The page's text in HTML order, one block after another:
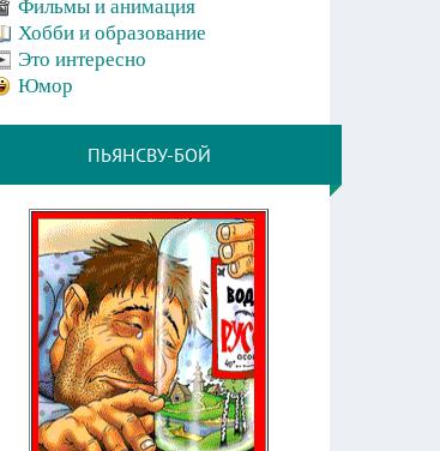
Фильмы и анимация
Хобби и образование
Это интересно
Юмор
ПЬЯНСВУ-БОЙ